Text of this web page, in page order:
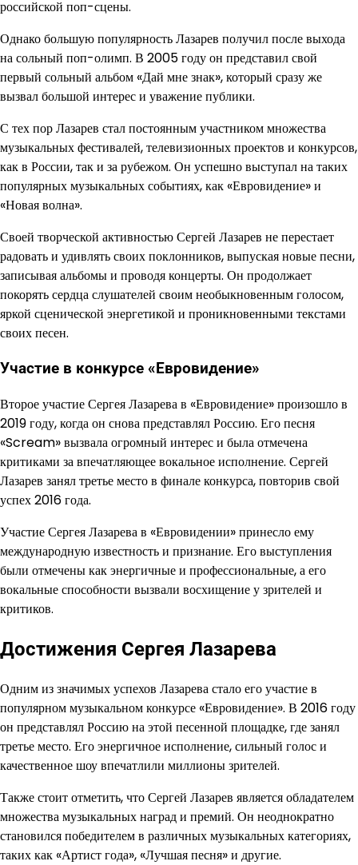
российской поп-сцены.
Однако большую популярность Лазарев получил после выхода
на сольный поп-олимп. В 2005 году он представил свой
первый сольный альбом «Дай мне знак», который сразу же
вызвал большой интерес и уважение публики.
С тех пор Лазарев стал постоянным участником множества
музыкальных фестивалей, телевизионных проектов и конкурсов,
как в России, так и за рубежом. Он успешно выступал на таких
популярных музыкальных событиях, как «Евровидение» и
«Новая волна».
Своей творческой активностью Сергей Лазарев не перестает
радовать и удивлять своих поклонников, выпуская новые песни,
записывая альбомы и проводя концерты. Он продолжает
покорять сердца слушателей своим необыкновенным голосом,
яркой сценической энергетикой и проникновенными текстами
своих песен.
Участие в конкурсе «Евровидение»
Второе участие Сергея Лазарева в «Евровидение» произошло в
2019 году, когда он снова представлял Россию. Его песня
«Scream» вызвала огромный интерес и была отмечена
критиками за впечатляющее вокальное исполнение. Сергей
Лазарев занял третье место в финале конкурса, повторив свой
успех 2016 года.
Участие Сергея Лазарева в «Евровидении» принесло ему
международную известность и признание. Его выступления
были отмечены как энергичные и профессиональные, а его
вокальные способности вызвали восхищение у зрителей и
критиков.
Достижения Сергея Лазарева
Одним из значимых успехов Лазарева стало его участие в
популярном музыкальном конкурсе «Евровидение». В 2016 году
он представлял Россию на этой песенной площадке, где занял
третье место. Его энергичное исполнение, сильный голос и
качественное шоу впечатлили миллионы зрителей.
Также стоит отметить, что Сергей Лазарев является обладателем
множества музыкальных наград и премий. Он неоднократно
становился победителем в различных музыкальных категориях,
таких как «Артист года», «Лучшая песня» и другие.